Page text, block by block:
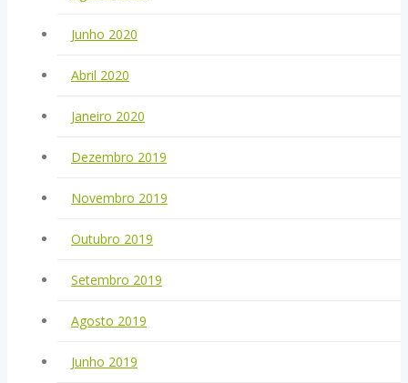
Junho 2020
Abril 2020
Janeiro 2020
Dezembro 2019
Novembro 2019
Outubro 2019
Setembro 2019
Agosto 2019
Junho 2019